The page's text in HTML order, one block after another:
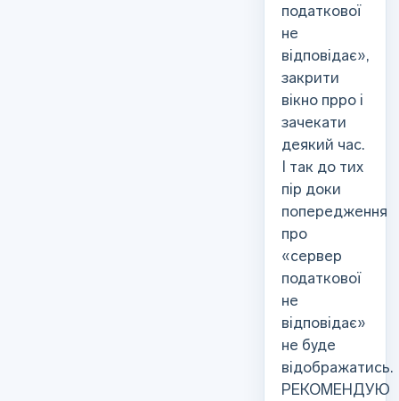
податкової
не
відповідає»,
закрити
вікно прро і
зачекати
деякий час.
І так до тих
пір доки
попередження
про
«сервер
податкової
не
відповідає»
не буде
відображатись.
РЕКОМЕНДУЮ